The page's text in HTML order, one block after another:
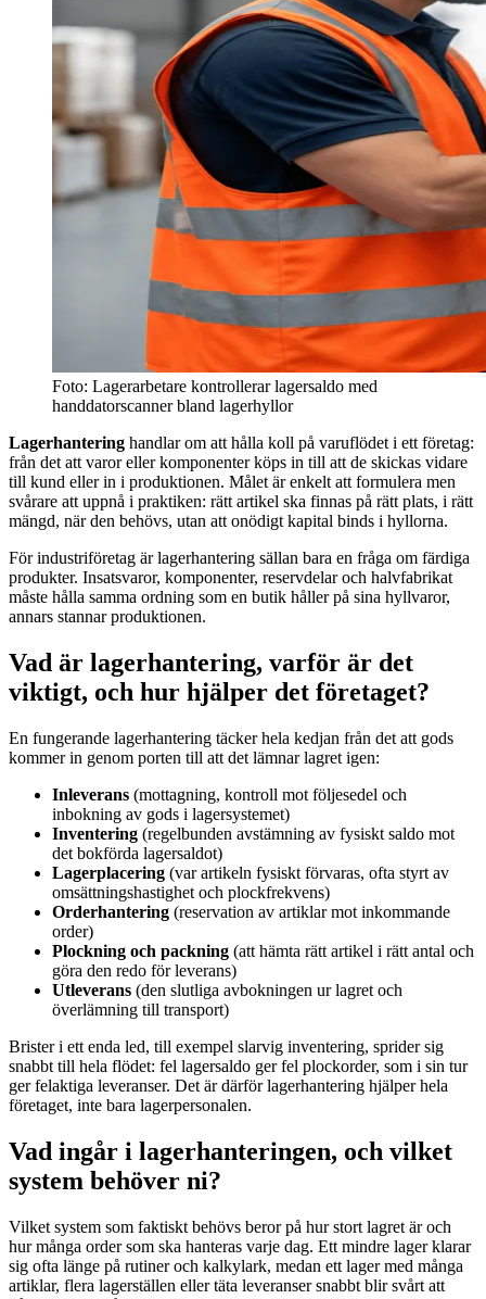
Foto: Lagerarbetare kontrollerar lagersaldo med
handdatorscanner bland lagerhyllor
Lagerhantering handlar om att hålla koll på varuflödet i ett företag:
från det att varor eller komponenter köps in till att de skickas vidare
till kund eller in i produktionen. Målet är enkelt att formulera men
svårare att uppnå i praktiken: rätt artikel ska finnas på rätt plats, i rätt
mängd, när den behövs, utan att onödigt kapital binds i hyllorna.
För industriföretag är lagerhantering sällan bara en fråga om färdiga
produkter. Insatsvaror, komponenter, reservdelar och halvfabrikat
måste hålla samma ordning som en butik håller på sina hyllvaror,
annars stannar produktionen.
Vad är lagerhantering, varför är det
viktigt, och hur hjälper det företaget?
En fungerande lagerhantering täcker hela kedjan från det att gods
kommer in genom porten till att det lämnar lagret igen:
Inleverans (mottagning, kontroll mot följesedel och
inbokning av gods i lagersystemet)
Inventering (regelbunden avstämning av fysiskt saldo mot
det bokförda lagersaldot)
Lagerplacering (var artikeln fysiskt förvaras, ofta styrt av
omsättningshastighet och plockfrekvens)
Orderhantering (reservation av artiklar mot inkommande
order)
Plockning och packning (att hämta rätt artikel i rätt antal och
göra den redo för leverans)
Utleverans (den slutliga avbokningen ur lagret och
överlämning till transport)
Brister i ett enda led, till exempel slarvig inventering, sprider sig
snabbt till hela flödet: fel lagersaldo ger fel plockorder, som i sin tur
ger felaktiga leveranser. Det är därför lagerhantering hjälper hela
företaget, inte bara lagerpersonalen.
Vad ingår i lagerhanteringen, och vilket
system behöver ni?
Vilket system som faktiskt behövs beror på hur stort lagret är och
hur många order som ska hanteras varje dag. Ett mindre lager klarar
sig ofta länge på rutiner och kalkylark, medan ett lager med många
artiklar, flera lagerställen eller täta leveranser snabbt blir svårt att